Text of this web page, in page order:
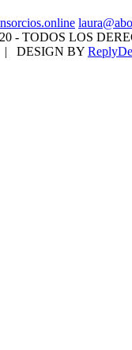
- TODOS LOS
| DESIGN BY